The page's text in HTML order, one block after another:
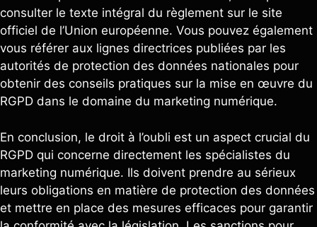
consulter le texte intégral du règlement sur le site
officiel de l’Union européenne. Vous pouvez également
vous référer aux lignes directrices publiées par les
autorités de protection des données nationales pour
obtenir des conseils pratiques sur la mise en œuvre du
RGPD dans le domaine du marketing numérique.
En conclusion, le droit à l’oubli est un aspect crucial du
RGPD qui concerne directement les spécialistes du
marketing numérique. Ils doivent prendre au sérieux
leurs obligations en matière de protection des données
et mettre en place des mesures efficaces pour garantir